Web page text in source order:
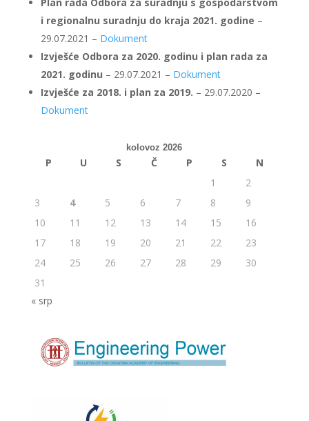
i regionalnu suradnju do kraja 2021. godine –
29.07.2021 – Dokument
Izvješće Odbora za 2020. godinu i plan rada za
2021. godinu – 29.07.2021 – Dokument
Izvješće za 2018. i plan za 2019. – 29.07.2020 –
Dokument
kolovoz 2026
P U S Č P S
N
1
2
3
4 5 6 7 8
9
10
11 12 13 14 15
16
17
18 19 20 21 22
23
24
25 26 27 28 29
30
31
« srp